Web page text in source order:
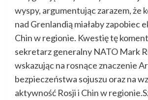
wyspy, argumentując zarazem, że
nad Grenlandią miałaby zapobiec
Chin w regionie. Kwestię tę
sekretarz generalny NATO Mark
wskazując na rosnące znaczenie
bezpieczeństwa sojuszu oraz na
aktywność Rosji i Chin w